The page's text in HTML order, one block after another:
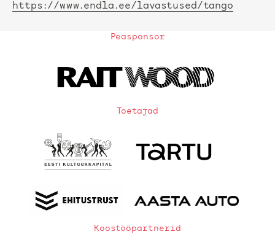
https://www.endla.ee/lavastused/tango
Peasponsor
Toetajad
Koostööpartnerid